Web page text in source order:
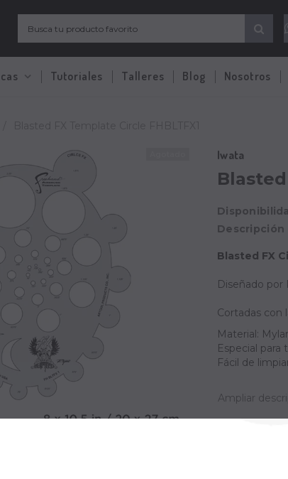
Tutoriales Talleres Blog Nosotros
Iwata
Blasted
Blasted FX
Diseñado por
Cortadas con
Material:
Especial para
Fácil de
Ampliar